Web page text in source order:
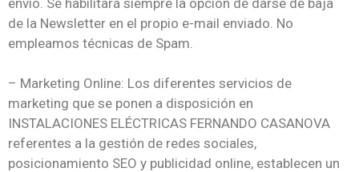
de la Newsletter en el propio e-mail enviado. No
empleamos técnicas de Spam.
– Marketing Online: Los diferentes servicios de
marketing que se ponen a disposición en
INSTALACIONES ELÉCTRICAS FERNANDO CASANOVA
referentes a la gestión de redes sociales,
posicionamiento SEO y publicidad online, establecen un